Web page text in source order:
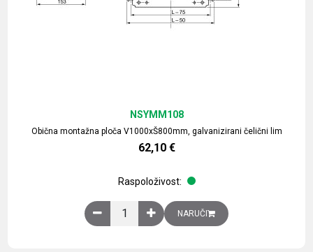
Obična montažna ploča V1000xŠ800mm, galvanizirani čelični lim
NSYMM108
62,10 €
Raspoloživost:
Obična montažna ploča V1000xŠ800mm,
NARUČI